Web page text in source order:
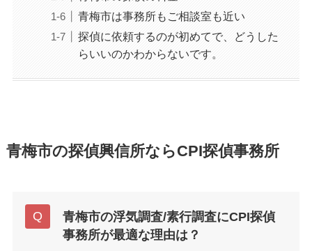
青梅市は事務所もご相談室も近い
探偵に依頼するのが初めてで、どうした
らいいのかわからないです。
青梅市の探偵興信所ならCPI探偵事務所
青梅市の浮気調査/素行調査にCPI探偵
事務所が最適な理由は？